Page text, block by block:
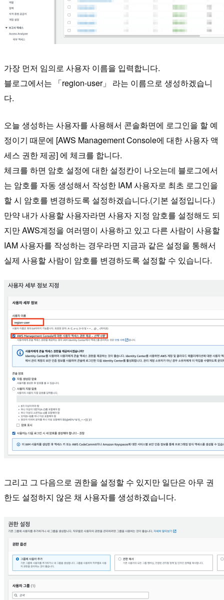
가장 먼저 임의로 사용자 이름을 입력합니다.
블로그에서는 「region-user」 라는 이름으로 생성하겠습니
다.
오늘 생성하는 사용자를 사용해서 콘솔화면에 로그인을 할 예
정이기 때문에 [AWS Management Console에 대한 사용자 액
세스 권한 제공] 에 체크를 합니다.
체크를 하면 암호 설정에 대한 설정칸이 나오는데 블로그에서
는 암호를 자동 생성해서 작성한 IAM 사용자로 최초 로그인을
할 시 암호를 변경하도록 설정하겠습니다.(기본 설정입니다.)
만약 내가 사용할 사용자라면 사용자 지정 암호를 설정해도 되
지만 AWS계정을 여러명이 사용하고 있고 다른 사람이 사용할
IAM 사용자를 작성하는 경우라면 지금과 같은 설정을 통해서
실제 사용할 사람이 암호를 변경하도록 설정할 수 있습니다.
그리고 그 다음으로 권한을 설정할 수 있지만 일단은 아무 권
한도 설정하지 않은 채 사용자를 생성하겠습니다.